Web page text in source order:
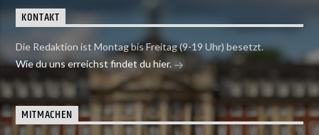
KONTAKT
Die Redaktion ist Montag bis Freitag (9-19 Uhr) besetzt.
Wie du uns erreichst findet du hier.
MITMACHEN